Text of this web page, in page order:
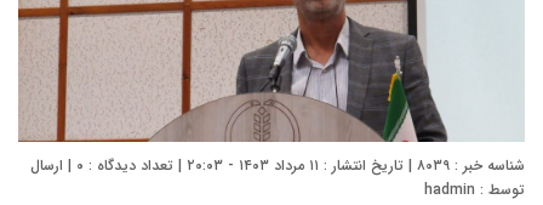
شناسه خبر : ۸۰۳۹ | تاریخ انتشار : ۱۱ مرداد ۱۴۰۳ - ۲۰:۰۳ | تعداد دیدگاه : ۰ | ارسال
توسط : hadmin